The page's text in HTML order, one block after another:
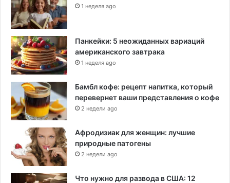
1 неделя ago
Панкейки: 5 неожиданных вариаций
американского завтрака
1 неделя ago
Бамбл кофе: рецепт напитка, который
перевернет ваши представления о кофе
2 недели ago
Афродизиак для женщин: лучшие
природные патогены
2 недели ago
Что нужно для развода в США: 12